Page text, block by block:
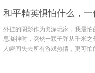
和平精英惧怕什么，
外挂的阴影作为资深玩家，我最
息凝神时，突然一颗子弹从千米
人瞬间失去所有游戏热情，更可